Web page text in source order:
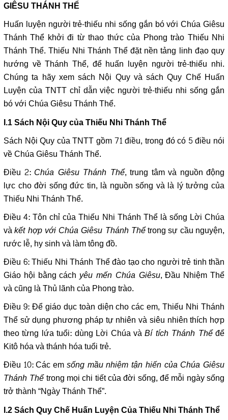
GIÊSU THÁNH THỂ
Huấn luyện người trẻ-thiếu nhi sống gắn bó với Chúa Giêsu
Thánh Thể khởi đi từ thao thức của Phong trào Thiếu Nhi
Thánh Thể. Thiếu Nhi Thánh Thể đặt nền tảng linh đạo quy
hướng về Thánh Thể, để huấn luyện người trẻ-thiếu nhi.
Chúng ta hãy xem sách Nội Quy và sách Quy Chế Huấn
Luyện của TNTT chỉ dẫn việc người trẻ-thiếu nhi sống gắn
bó với Chúa Giêsu Thánh Thể.
I.1 Sách Nội Quy của Thiếu Nhi Thánh Thể
Sách Nội Quy của TNTT gồm 71 điều, trong đó có 5 điều nói
về Chúa Giêsu Thánh Thể.
Điều 2: Chúa Giêsu Thánh Thể, trung tâm và nguồn động
lực cho đời sống đức tin, là nguồn sống và là lý tưởng của
Thiếu Nhi Thánh Thể.
Điều 4: Tôn chỉ của Thiếu Nhi Thánh Thể là sống Lời Chúa
vàkết hợp với Chúa Giêsu Thánh Thểtrong sự cầu nguyện,
rước lễ, hy sinh và làm tông đồ.
Điều 6: Thiếu Nhi Thánh Thể đào tạo cho người trẻ tinh thần
Giáo hội bằng cáchyêu mến Chúa Giêsu, Đầu Nhiệm Thể
và cũng là Thủ lãnh của Phong trào.
Điều 9: Để giáo dục toàn diện cho các em, Thiếu Nhi Thánh
Thể sử dụng phương pháp tự nhiên và siêu nhiên thích hợp
theo từng lứa tuổi: dùng Lời Chúa vàBí tích Thánh Thểđể
Kitô hóa và thánh hóa tuổi trẻ.
Điều 10: Các emsống mầu nhiệm tận hiến của Chúa Giêsu
Thánh Thểtrong mọi chi tiết của đời sống, để mỗi ngày sống
trở thành “Ngày Thánh Thể”.
I.2 Sách Quy Chế Huấn Luyện Của Thiếu Nhi Thánh Thể